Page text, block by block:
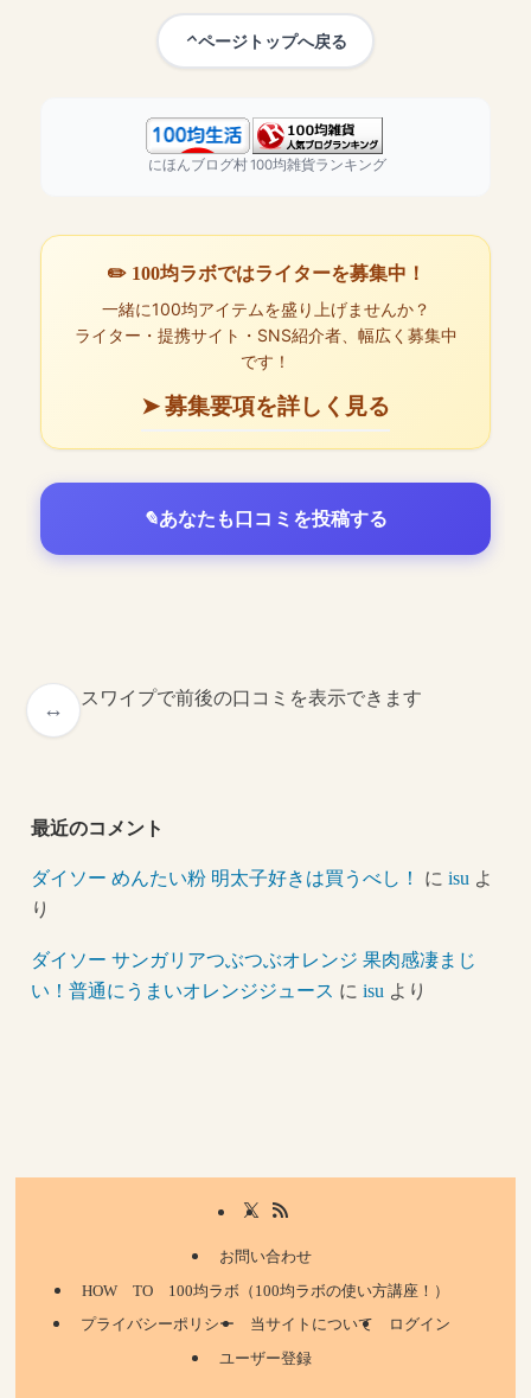
ページトップへ戻る
にほんブログ村100均雑貨ランキング
✏️ 100均ラボではライターを募集中！
一緒に100均アイテムを盛り上げませんか？
ライター・提携サイト・SNS紹介者、幅広く募集中
です！
➤ 募集要項を詳しく見る
あなたも口コミを投稿する
スワイプで前後の口コミを表示できます
最近のコメント
ダイソー めんたい粉 明太子好きは買うべし！ にisu よ
り
ダイソー サンガリアつぶつぶオレンジ 果肉感凄まじ
い！普通にうまいオレンジジュース にisu より
お問い合わせ
HOW TO 100均ラボ（100均ラボの使い方講座！）
プライバシーポリシー
当サイトについて
ログイン
ユーザー登録